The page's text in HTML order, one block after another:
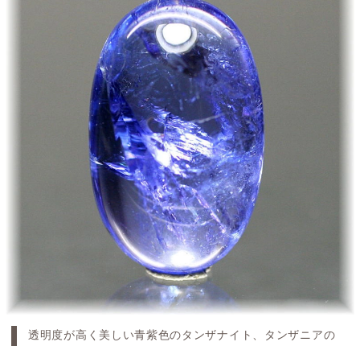
透明度が高く美しい青紫色のタンザナイト、タンザニアの